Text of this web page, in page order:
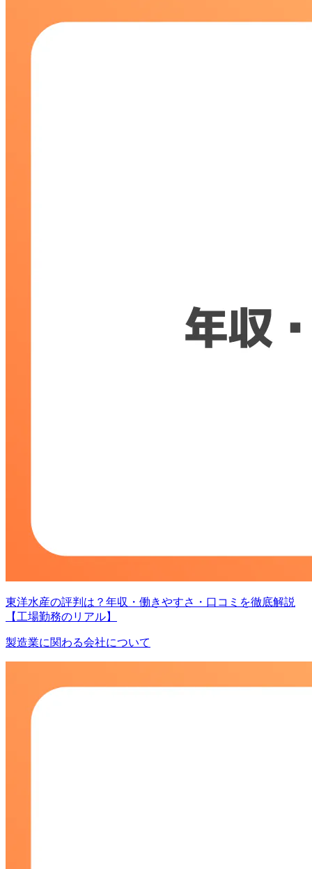
東洋水産の評判は？年収・働きやすさ・口コミを徹底解説
【工場勤務のリアル】
製造業に関わる会社について